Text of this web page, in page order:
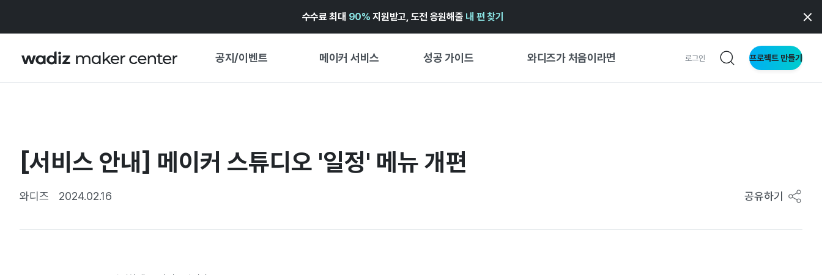
수수료 최대 90% 지원받고, 도전 응원해줄 내 편 찾기
공지/이벤트 메이커 서비스 성공 가이드 와디즈가 처음이라면 로그인 프로젝트 만들기
마이 와디즈
중요 업데이트
보도자료
기획전 캘린더
도움말센터 ↗︎
와디즈 어워즈 ↗︎
와디즈 스쿨
성공 스토리
[서비스 안내] 메이커 스튜디오 '일정' 메뉴 개편
와디즈 2024.02.16 공유하기